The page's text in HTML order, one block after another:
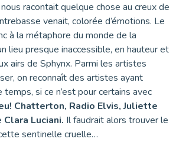
racontait quelque chose au creux de
venait, colorée d’émotions. Le
à la métaphore du monde de la
lieu presque inaccessible, en hauteur et
airs de Sphynx. Parmi les artistes
on reconnaît des artistes ayant
si ce n’est pour certains avec
Chatterton, Radio Elvis, Juliette
Clara Luciani. Il faudrait alors trouver le
sentinelle cruelle…